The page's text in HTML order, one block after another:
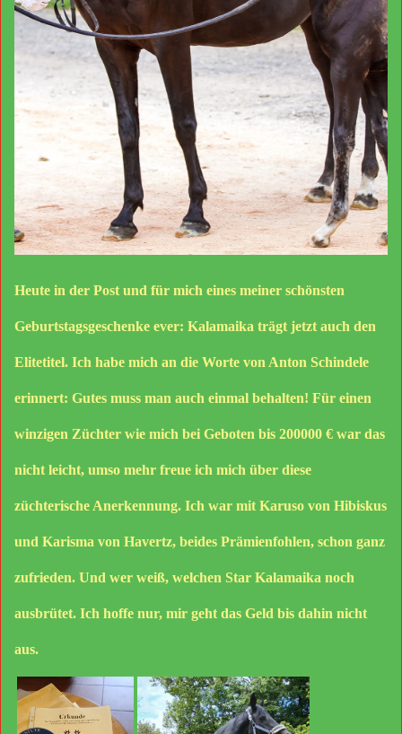
Heute in der Post und für mich eines meiner schönsten
Geburtstagsgeschenke ever: Kalamaika trägt jetzt auch den
Elitetitel. Ich habe mich an die Worte von Anton Schindele
erinnert: Gutes muss man auch einmal behalten! Für einen
winzigen Züchter wie mich bei Geboten bis 200000 € war das
nicht leicht, umso mehr freue ich mich über diese
züchterische Anerkennung. Ich war mit Karuso von Hibiskus
und Karisma von Havertz, beides Prämienfohlen, schon ganz
zufrieden. Und wer weiß, welchen Star Kalamaika noch
ausbrütet. Ich hoffe nur, mir geht das Geld bis dahin nicht
aus.